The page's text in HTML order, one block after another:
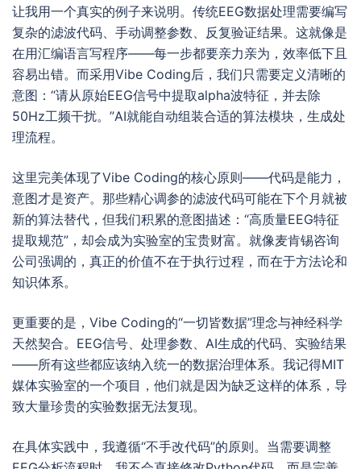
让我用一个真实的例子来说明。传统EEG数据处理需要编写
复杂的滤波代码、手动调整参数、反复验证结果。这就像是
在用汇编语言写程序——每一步都要亲力亲为，效率低下且
容易出错。而采用Vibe Coding后，我们只需要定义清晰的
意图：“请从原始EEG信号中提取alpha波特征，并去除
50Hz工频干扰。”AI就能自动组装合适的算法模块，生成处
理流程。
这里完美体现了Vibe Coding的核心原则——代码是能力，
意图才是资产。那些精心调参的滤波代码可能在下个月就被
新的算法替代，但我们积累的意图描述：“高质量EEG特征
提取规范”，却会成为实验室的宝贵财富。就像麦肯锡咨询
公司强调的，真正的价值不在于执行过程，而在于方法论和
知识体系。
更重要的是，Vibe Coding的“一切皆数据”理念与神经科学
天然契合。EEG信号、处理参数、AI生成的代码、实验结果
——所有这些都应该纳入统一的数据治理体系。我记得MIT
媒体实验室的一个项目，他们就是因为缺乏这样的体系，导
致大量珍贵的实验数据无法复现。
在具体实践中，我遵循“不手改代码”的原则。当需要调整